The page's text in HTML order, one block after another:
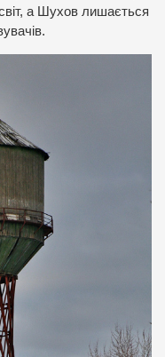
а Шухов лишається